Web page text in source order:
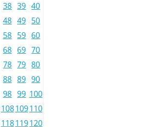
38 39 40
48 49 50
58 59 60
68 69 70
78 79 80
88 89 90
98 99 100
108109110
118119120